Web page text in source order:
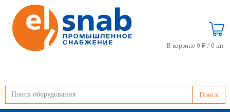
Поиск
В корзине 0 ₽ / 0 шт